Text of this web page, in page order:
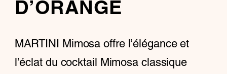
D’ORANGE
MARTINI Mimosa offre l’élégance et
l’éclat du cocktail Mimosa classique